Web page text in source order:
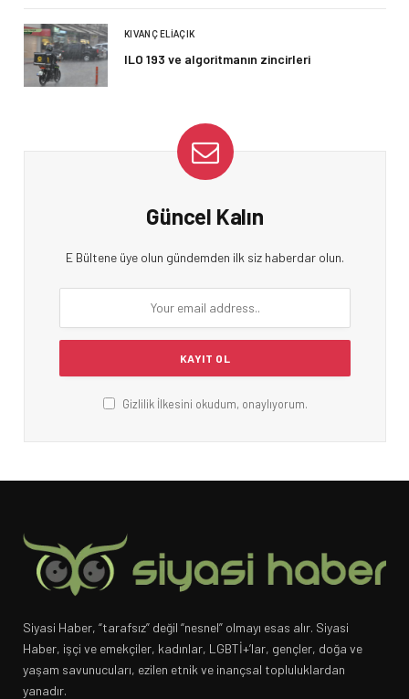
KIVANÇ ELIAÇIK
ILO 193 ve algoritmanın zincirleri
Güncel Kalın
E Bültene üye olun gündemden ilk siz haberdar olun.
Gizlilik İlkesini okudum, onaylıyorum.
Siyasi Haber, “tarafsız” değil “nesnel” olmayı esas alır. Siyasi
Haber, işçi ve emekçiler, kadınlar, LGBTİ+’lar, gençler, doğa ve
yaşam savunucuları, ezilen etnik ve inançsal topluluklardan
yanadır.